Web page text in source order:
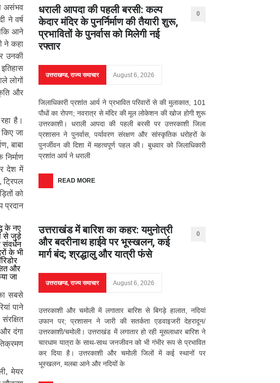
असंभव
ने वर्ष
आने
ने कहा
उनकी
लोगों
और
है।
जा
बाबा
देश में
ट्रिपल
को
प्रदान
के नए
से जुड़े
के भी
और
जा
सबसे
पाने
दंगा
मेयर
धराली आपदा की पहली बरसी: कल्प
केदार मंदिर के पुनर्निर्माण की तैयारी शुरू,
प्रभावितों के पुनर्वास को मिलेगी नई
रफ्तार
0
उत्तराखण्ड,राज्य समाचार August 6, 2026
जिलाधिकारी प्रशांत आर्य ने प्रभावित परिवारों से की मुलाकात, 101
पौधों का रोपण; नवरात्र से मंदिर की मूल लोकेशन की खोज होगी शुरू
उत्तरकाशी। धराली आपदा की पहली बरसी पर उत्तरकाशी जिला
प्रशासन ने पुनर्वास, पर्यावरण संरक्षण और सांस्कृतिक धरोहरों के
पुनर्जीवन की दिशा में महत्वपूर्ण पहल की। बुधवार को जिलाधिकारी
प्रशांत आर्य ने धराली
READ MORE
उत्तराखंड में बारिश का कहर: यमुनोत्री
और बदरीनाथ हाईवे पर भूस्खलन, कई
मार्ग बंद; श्रद्धालु और यात्री फंसे
0
उत्तराखण्ड,राज्य समाचार August 6, 2026
उत्तरकाशी और चमोली में लगातार बारिश से बिगड़े हालात, नदियां
उफान पर; प्रशासन ने जारी की सतर्कता एडवाइजरी देहरादून/
उत्तरकाशी/चमोली। उत्तराखंड में लगातार हो रही मूसलाधार बारिश ने
चारधाम यात्रा के साथ-साथ जनजीवन को भी गंभीर रूप से प्रभावित
कर दिया है। उत्तरकाशी और चमोली जिलों में कई स्थानों पर
भूस्खलन, मलबा आने और नदियों के